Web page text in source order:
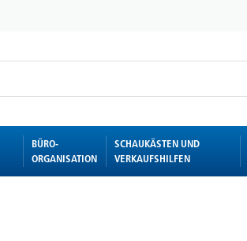
BÜRO-
ORGANISATION
SCHAUKÄSTEN UND
VERKAUFSHILFEN